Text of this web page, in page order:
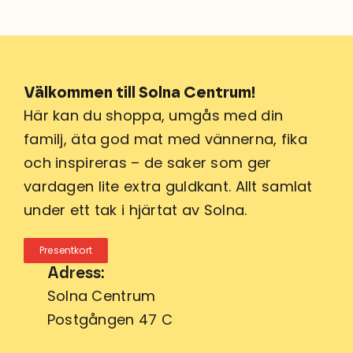
Välkommen till Solna Centrum!
Här kan du shoppa, umgås med din
familj, äta god mat med vännerna, fika
och inspireras – de saker som ger
vardagen lite extra guldkant. Allt samlat
under ett tak i hjärtat av Solna.
Presentkort
Adress:
Solna Centrum
Postgången 47 C